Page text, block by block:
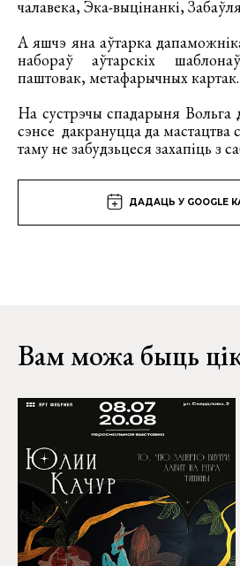
чалавека, Эка-выцінанкі,
А яшчэ яна аўтарка
набораў аўтарскіх
паштовак, метафарычных картак.
На сустрэчы спадарыня
сэнсе дакрануцца да мастацтва
таму не забудзьцеся захапіць з
ДАДАЦЬ У GOOGLE
Вам можа быць